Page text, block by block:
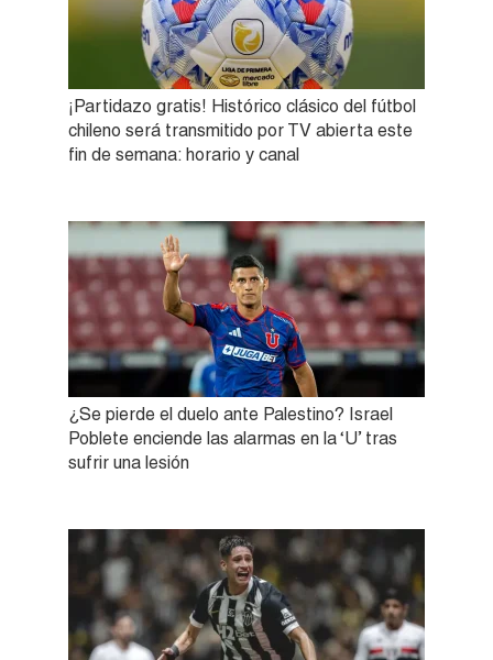
¡Partidazo gratis! Histórico clásico del fútbol
chileno será transmitido por TV abierta este
fin de semana: horario y canal
¿Se pierde el duelo ante Palestino? Israel
Poblete enciende las alarmas en la ‘U’ tras
sufrir una lesión